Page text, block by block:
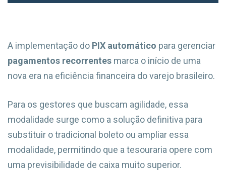
A implementação do PIX automático para gerenciar
pagamentos recorrentes marca o início de uma
nova era na eficiência financeira do varejo brasileiro.
Para os gestores que buscam agilidade, essa
modalidade surge como a solução definitiva para
substituir o tradicional boleto ou ampliar essa
modalidade, permitindo que a tesouraria opere com
uma previsibilidade de caixa muito superior.